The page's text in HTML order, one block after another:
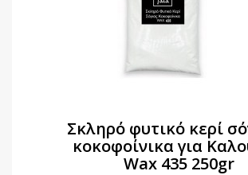
Σκληρό φυτικό κερί
κοκοφοίνικα για
Wax 435 250gr